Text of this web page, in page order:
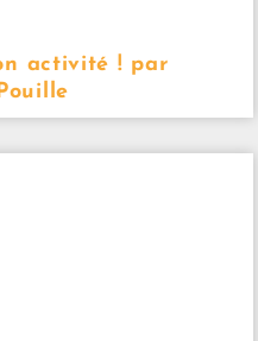
activité ! par